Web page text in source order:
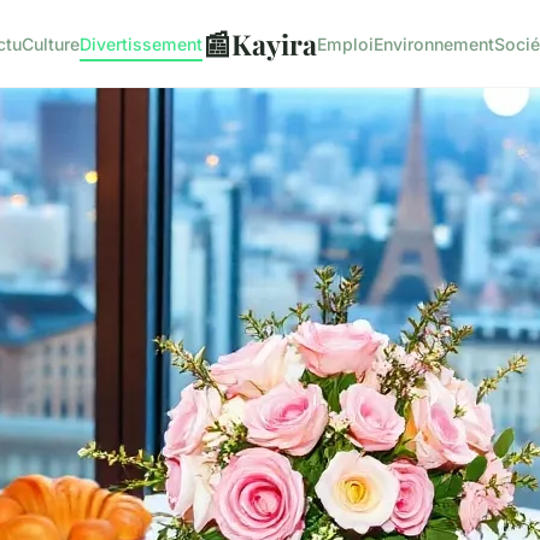
CultureDivertissement📰KayiraEmploiEnvironnement